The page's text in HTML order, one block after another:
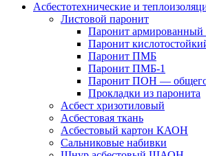
Асбестотехнические и
Листовой паронит
Паронит
Паронит
Паронит ПМБ
Паронит ПМБ-1
Паронит ПОН — общего
Прокладки из паронита
Асбест хризотиловый
Асбестовая ткань
Асбестовый картон КАОН
Сальниковые набивки